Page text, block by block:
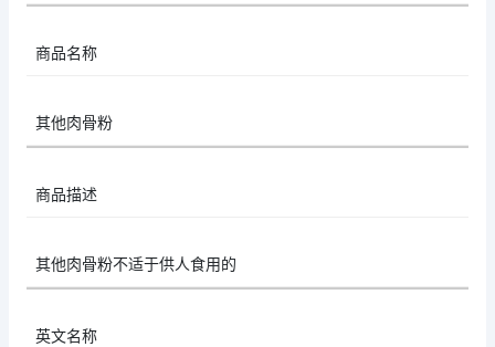
商品名称
其他肉骨粉
商品描述
其他肉骨粉不适于供人食用的
英文名称